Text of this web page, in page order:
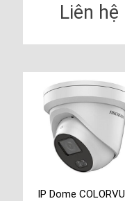
Liên hệ
IP Dome COLORVU 2.0